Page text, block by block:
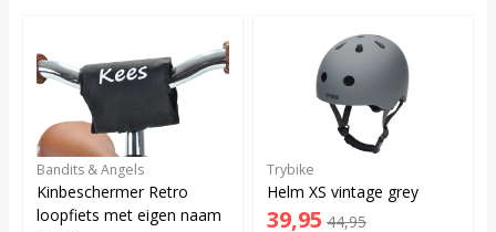
Bandits & Angels
Kinbeschermer Retro
loopfiets met eigen naam
Trybike
Helm XS vintage grey
39,95 44,95